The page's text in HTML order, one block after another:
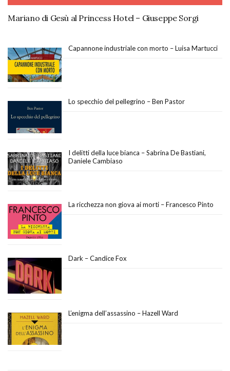
Mariano di Gesù al Princess Hotel – Giuseppe Sorgi
Capannone industriale con morto – Luisa Martucci
Lo specchio del pellegrino – Ben Pastor
I delitti della luce bianca – Sabrina De Bastiani,
Daniele Cambiaso
La ricchezza non giova ai morti – Francesco Pinto
Dark – Candice Fox
L’enigma dell’assassino – Hazell Ward